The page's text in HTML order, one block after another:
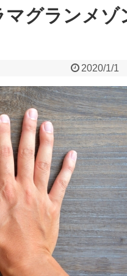
マグランメゾ
2020/1/1